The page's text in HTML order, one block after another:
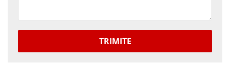
TRIMITE